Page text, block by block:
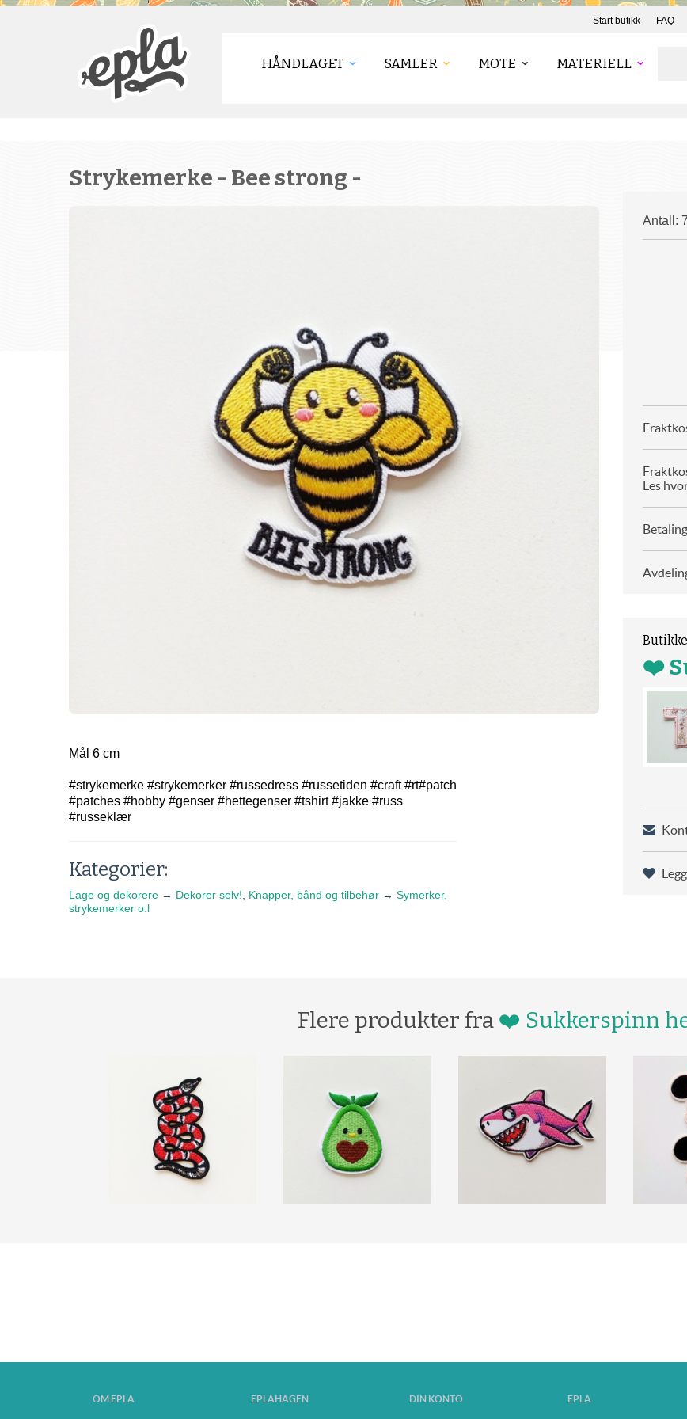
Start butikk FAQ
HÅNDLAGET SAMLER MOTE MATERIELL
Strykemerke - Bee strong -
Mål 6 cm
#strykemerke #strykemerker #russedress #russetiden #craft #rt#patch
#patches #hobby #genser #hettegenser #tshirt #jakke #russ
#russeklær
Kategorier:
Lage og dekorere → Dekorer selv! Knapper, bånd og tilbehør → Symerker,
strykemerker o.l
Antall:
Les
❤️
Flere produkter fra ❤️ Sukkerspinn
OM EPLA EPLAHAGEN DIN KONTO EPLA